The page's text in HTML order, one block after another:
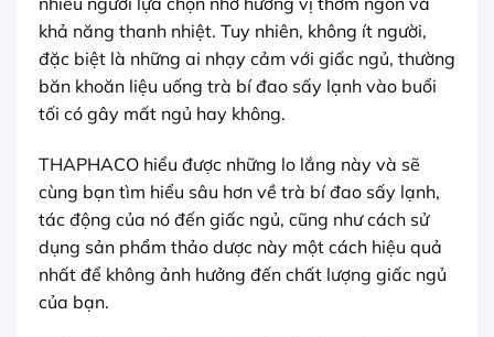
khả năng thanh nhiệt. Tuy nhiên, không ít người,
đặc biệt là những ai nhạy cảm với giấc ngủ, thường
băn khoăn liệu uống trà bí đao sấy lạnh vào buổi
tối có gây mất ngủ hay không.
THAPHACO hiểu được những lo lắng này và sẽ
cùng bạn tìm hiểu sâu hơn về trà bí đao sấy lạnh,
tác động của nó đến giấc ngủ, cũng như cách sử
dụng sản phẩm thảo dược này một cách hiệu quả
nhất để không ảnh hưởng đến chất lượng giấc ngủ
của bạn.